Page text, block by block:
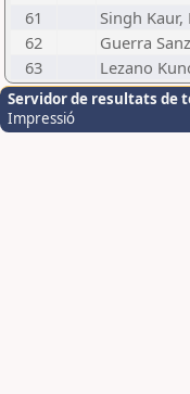
61
Singh
62
Guerra
63
Lezano
Servidor de resultats de
Impressió